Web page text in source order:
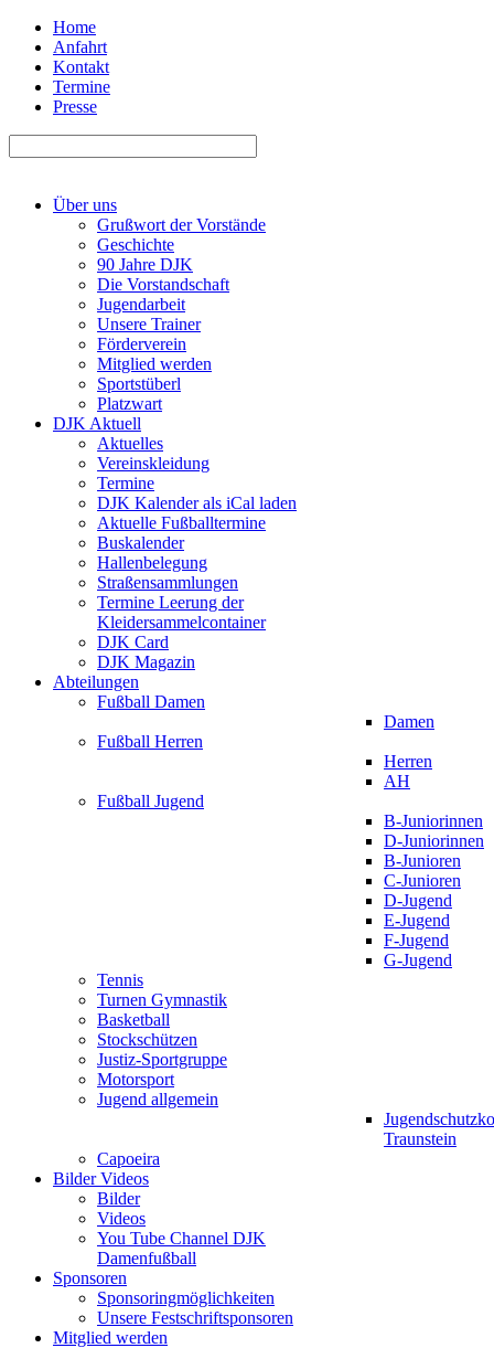
Home
Anfahrt
Kontakt
Termine
Presse
Über uns
Grußwort der Vorstände
Geschichte
90 Jahre DJK
Die Vorstandschaft
Jugendarbeit
Unsere Trainer
Förderverein
Mitglied werden
Sportstüberl
Platzwart
DJK Aktuell
Aktuelles
Vereinskleidung
Termine
DJK Kalender als iCal laden
Aktuelle Fußballtermine
Buskalender
Hallenbelegung
Straßensammlungen
Termine Leerung der
Kleidersammelcontainer
DJK Card
DJK Magazin
Abteilungen
Fußball Damen
Damen
Fußball Herren
Herren
AH
Fußball Jugend
B-Juniorinnen
D-Juniorinnen
B-Junioren
C-Junioren
D-Jugend
E-Jugend
F-Jugend
G-Jugend
Tennis
Turnen Gymnastik
Basketball
Stockschützen
Justiz-Sportgruppe
Motorsport
Jugend allgemein
Traunstein
Capoeira
Bilder Videos
Bilder
Videos
You Tube Channel DJK
Damenfußball
Sponsoren
Sponsoringmöglichkeiten
Unsere Festschriftsponsoren
Mitglied werden